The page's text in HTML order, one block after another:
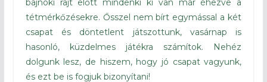
bajnoki rajt előtt mindenki ki van már éhezve a
tétmérkőzésekre. Ősszel nem bírt egymással a két
csapat és döntetlent játszottunk, vasárnap is
hasonló, küzdelmes játékra számítok. Nehéz
dolgunk lesz, de hiszem, hogy jó csapat vagyunk,
és ezt be is fogjuk bizonyítani!